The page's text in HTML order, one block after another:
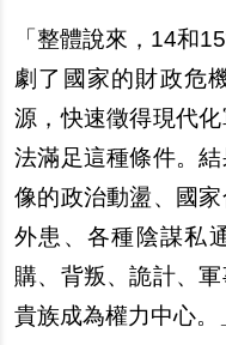
「整體說來， 14和15
劇了國家的財政危
源，快速徵得現代
法滿足這種條件。
像的政治動盪、國
外患、各種陰謀私
購、背叛、詭計、
貴族成為權力中心。